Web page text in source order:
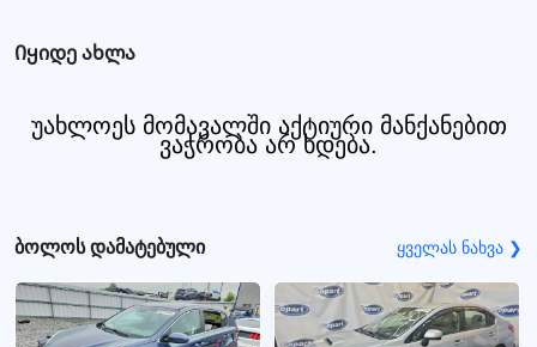
Იყიდე ახლა
უახლოეს მომავალში აქტიური მანქანებით
ვაჭრობა არ ხდება.
ბოლოს დამატებული ყველას ნახვა ❯